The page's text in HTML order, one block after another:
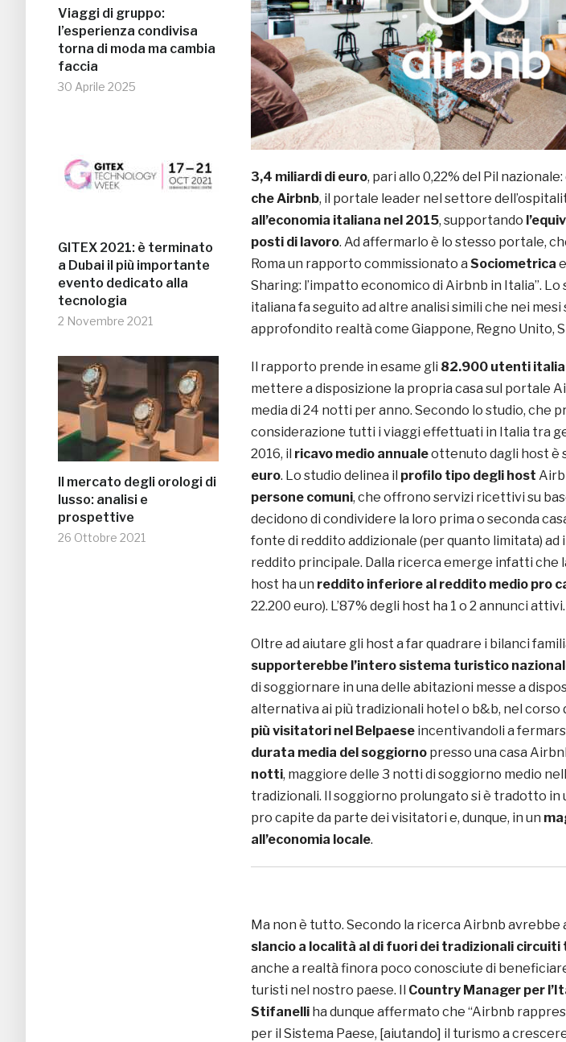
Viaggi di gruppo:
l’esperienza condivisa
torna di moda ma cambia
faccia
30 Aprile 2025
GITEX 2021: è terminato
a Dubai il più importante
evento dedicato alla
tecnologia
2 Novembre 2021
Il mercato degli orologi di
lusso: analisi e
prospettive
26 Ottobre 2021
3,4 miliardi di euro, pari allo 0,22% del Pil
che Airbnb, il portale leader nel settore
all’economia italiana nel 2015, supportando
posti di lavoro. Ad affermarlo è lo stesso portale,
Roma un rapporto commissionato a Sociometrica
Sharing: l’impatto economico di Airbnb in Italia”. Lo
italiana fa seguito ad altre analisi simili che nei mesi
approfondito realtà come Giappone, Regno Unito,
Il rapporto prende in esame gli 82.900 utenti
mettere a disposizione la propria casa sul portale
media di 24 notti per anno. Secondo lo studio, che
considerazione tutti i viaggi effettuati in Italia tra
2016, il ricavo medio annualeottenuto dagli host è
euro. Lo studio delinea il profilo tipo degli host
persone comuni, che offrono servizi ricettivi su
decidono di condividere la loro prima o seconda
fonte di reddito addizionale (per quanto limitata) ad
reddito principale. Dalla ricerca emerge infatti che
host ha un reddito inferiore al reddito medio pro
22.200 euro). L’87% degli host ha 1 o 2 annunci attivi.
Oltre ad aiutare gli host a far quadrare i bilanci
supporterebbe l’intero sistema turistico
di soggiornare in una delle abitazioni messe a
alternativa ai più tradizionali hotel o b&b, nel corso
più visitatori nel Belpaese incentivandoli a
durata media del soggiorno presso una casa
notti, maggiore delle 3 notti di soggiorno medio
tradizionali. Il soggiorno prolungato si è tradotto in
pro capite da parte dei visitatori e, dunque, in un
all’economia locale.
Ma non è tutto. Secondo la ricerca Airbnb avrebbe
slancio a località al di fuori dei tradizionali
anche a realtà finora poco conosciute di
turisti nel nostro paese. Il Country Manager per
Stifanelli ha dunque affermato che “Airbnb
per il Sistema Paese, [aiutando] il turismo a